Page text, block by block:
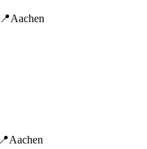
📍Aachen
📍Aachen